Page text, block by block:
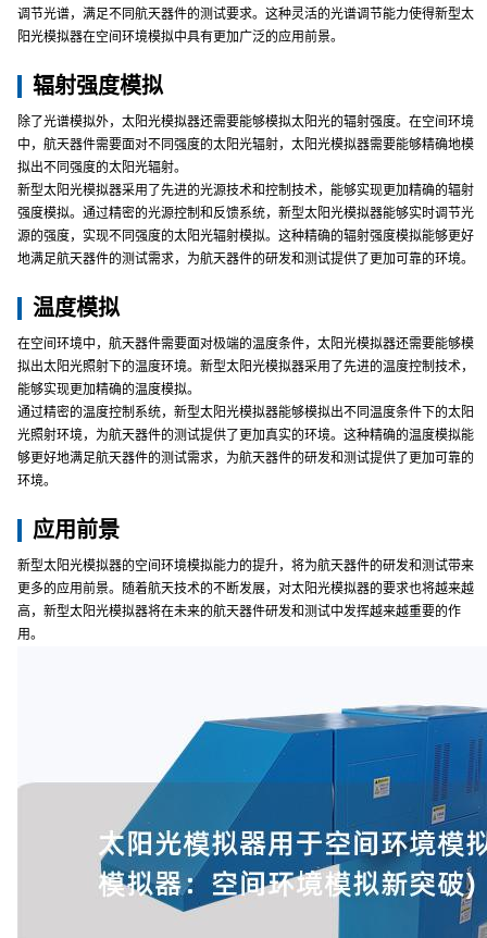
调节光谱，满足不同航天器件的测试要求。这种灵活的光谱调节能力使得新型太
阳光模拟器在空间环境模拟中具有更加广泛的应用前景。
辐射强度模拟
除了光谱模拟外，太阳光模拟器还需要能够模拟太阳光的辐射强度。在空间环境
中，航天器件需要面对不同强度的太阳光辐射，太阳光模拟器需要能够精确地模
拟出不同强度的太阳光辐射。
新型太阳光模拟器采用了先进的光源技术和控制技术，能够实现更加精确的辐射
强度模拟。通过精密的光源控制和反馈系统，新型太阳光模拟器能够实时调节光
源的强度，实现不同强度的太阳光辐射模拟。这种精确的辐射强度模拟能够更好
地满足航天器件的测试需求，为航天器件的研发和测试提供了更加可靠的环境。
温度模拟
在空间环境中，航天器件需要面对极端的温度条件，太阳光模拟器还需要能够模
拟出太阳光照射下的温度环境。新型太阳光模拟器采用了先进的温度控制技术，
能够实现更加精确的温度模拟。
通过精密的温度控制系统，新型太阳光模拟器能够模拟出不同温度条件下的太阳
光照射环境，为航天器件的测试提供了更加真实的环境。这种精确的温度模拟能
够更好地满足航天器件的测试需求，为航天器件的研发和测试提供了更加可靠的
环境。
应用前景
新型太阳光模拟器的空间环境模拟能力的提升，将为航天器件的研发和测试带来
更多的应用前景。随着航天技术的不断发展，对太阳光模拟器的要求也将越来越
高，新型太阳光模拟器将在未来的航天器件研发和测试中发挥越来越重要的作
用。